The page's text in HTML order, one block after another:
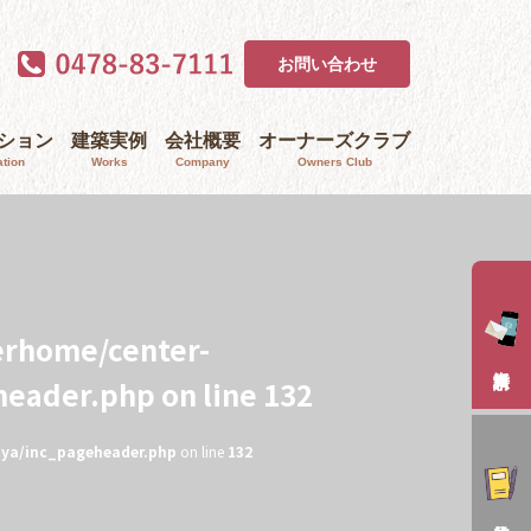
お問い合わせ
ョン 建築実例
Works
会社概要
Company
オーナーズクラブ
Owners Club
center-
on line 132
inc_pageheader.php on line 132